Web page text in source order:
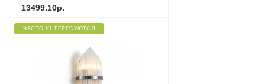
ZIGZAG
13499.10р.
ЧАСТО ИНТЕРЕСУЮТСЯ